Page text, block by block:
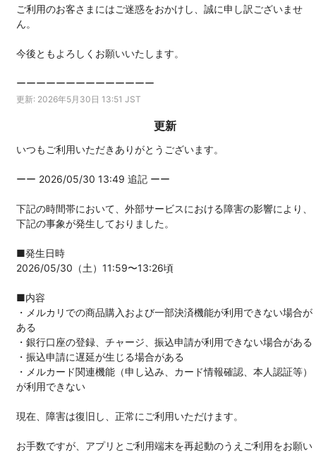
ご利用のお客さまにはご迷惑をおかけし、誠に申し訳ございませ
ん。
今後ともよろしくお願いいたします。
ーーーーーーーーーーーーーー
更新: 2026年5月30日 13:51 JST
更新
いつもご利用いただきありがとうございます。
ーー 2026/05/30 13:49 追記 ーー
下記の時間帯において、外部サービスにおける障害の影響により、
下記の事象が発生しておりました。
■発生日時
2026/05/30（土）11:59〜13:26頃
■内容
・メルカリでの商品購入および一部決済機能が利用できない場合が
ある
・銀行口座の登録、チャージ、振込申請が利用できない場合がある
・振込申請に遅延が生じる場合がある
・メルカード関連機能（申し込み、カード情報確認、本人認証等）
が利用できない
現在、障害は復旧し、正常にご利用いただけます。
お手数ですが、アプリとご利用端末を再起動のうえご利用をお願い